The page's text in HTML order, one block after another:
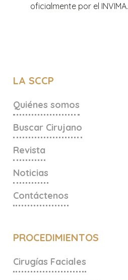
oficialmente por el INVIMA.
LA SCCP
Quiénes somos
Buscar Cirujano
Revista
Noticias
Contáctenos
PROCEDIMIENTOS
Cirugías Faciales